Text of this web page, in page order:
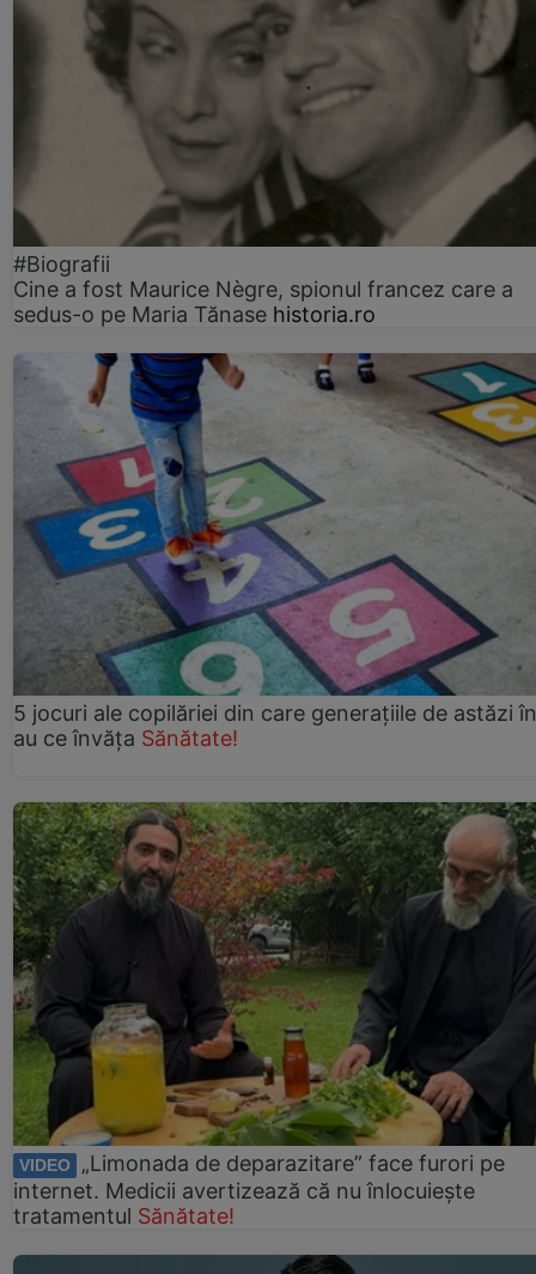
#Biografii
Cine a fost Maurice Nègre, spionul francez care a
sedus-o pe Maria Tănase historia.ro
5 jocuri ale copilăriei din care generațiile de astăzi
au ce învăța Sănătate!
VIDEO
„Limonada de deparazitare” face furori pe
internet. Medicii avertizează că nu înlocuiește
tratamentul Sănătate!